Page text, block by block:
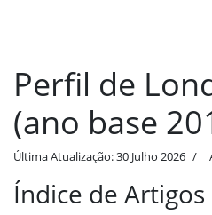
Perfil de
(ano base
Última Atualização: 30 Julho 2026
Índice de Artigos